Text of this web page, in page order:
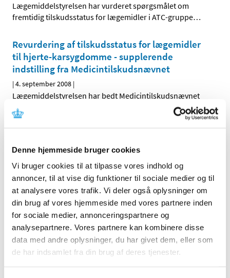
Denne hjemmeside bruger cookies
Vi bruger cookies til at tilpasse vores indhold og
annoncer, til at vise dig funktioner til sociale medier og til
at analysere vores trafik. Vi deler også oplysninger om
din brug af vores hjemmeside med vores partnere inden
for sociale medier, annonceringspartnere og
analysepartnere. Vores partnere kan kombinere disse
data med andre oplysninger, du har givet dem, eller som
de har indsamlet fra din brug af deres tjenester.
Lægemiddelstyrelsen har vurderet spørgsmålet om
fremtidig tilskudsstatus for lægemidler i ATC-gruppe…
Revurdering af tilskudsstatus for lægemidler
til hjerte-karsygdomme - supplerende
indstilling fra Medicintilskudsnævnet
|4. september 2008 |
Lægemiddelstyrelsen har bedt Medicintilskudsnævnet
om at revurdere tilskudsstatus for lægemidler, der er…
indstilling om fremtidig tilskudsstatus for
|
Medicintilskudsnævnets indstilling vedrørende fremtidig
tilskudsstatus for lægemidler til hjerte-karsygdomme i
Revurdering af tilskudsstatus for lægemidler
til hjerte-karsygdomme i ATC-grupperne C02,
C03, C07, C08 og C09